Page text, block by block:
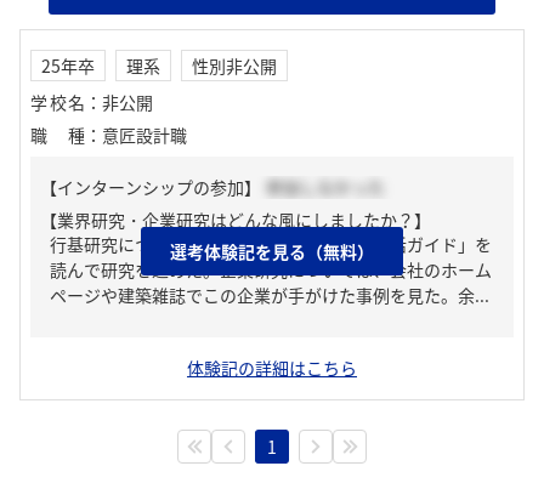
25年卒 理系
性別非公開
学校名 ： 非公開
職種 ： 意匠設計職
【インターンシップの参加】
参加しなかった
【業界研究・企業研究はどんな風にしましたか？】
行基研究については、「建築学生のための就活ガイド」を
読んで研究を進めた。企業研究については、会社のホーム
ページや建築雑誌でこの企業が手がけた事例を見た。余...
選考体験記を見る（無料）
体験記の詳細はこちら
1